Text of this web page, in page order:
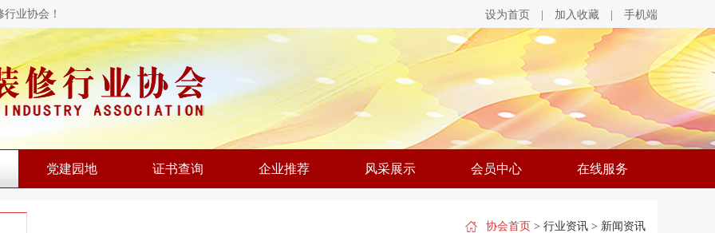
业协会！ 设为首页 加入收藏 手机端
党建园地 证书查询 企业推荐 风采展示 会员中心 在线服务
协会首页 > 行业资讯 > 新闻资讯